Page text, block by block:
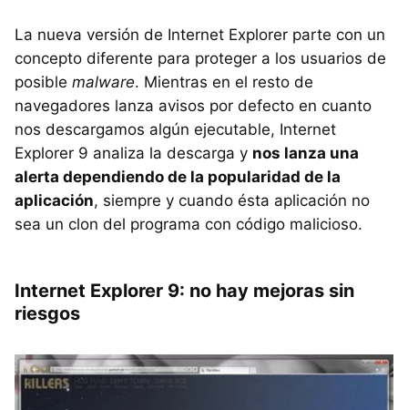
La nueva versión de Internet Explorer parte con un
concepto diferente para proteger a los usuarios de
posible malware. Mientras en el resto de
navegadores lanza avisos por defecto en cuanto
nos descargamos algún ejecutable, Internet
Explorer 9 analiza la descarga y nos lanza una
alerta dependiendo de la popularidad de la
aplicación, siempre y cuando ésta aplicación no
sea un clon del programa con código malicioso.
Internet Explorer 9: no hay mejoras sin
riesgos